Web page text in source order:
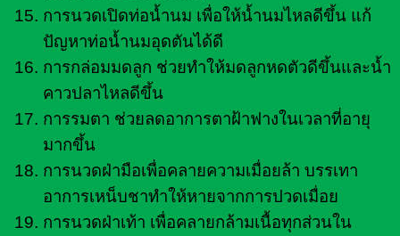
การนวดเปิดท่อน้ำนม เพื่อให้น้ำนมไหลดีขึ้น แก้
ปัญหาท่อน้ำนมอุดตันได้ดี
การกล่อมมดลูก ช่วยทำให้มดลูกหดตัวดีขึ้นและน้ำ
คาวปลาไหลดีขึ้น
การรมตา ช่วยลดอาการตาฝ้าฟางในเวลาที่อายุ
มากขึ้น
การนวดฝ่ามือเพื่อคลายความเมื่อยล้า บรรเทา
อาการเหน็บชาทำให้หายจากการปวดเมื่อย
การนวดฝ่าเท้า เพื่อคลายกล้ามเนื้อทุกส่วนใน